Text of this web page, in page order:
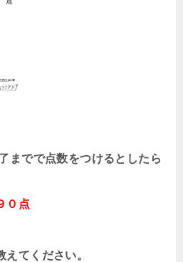
までで点数をつけるとしたら
０点
てください。